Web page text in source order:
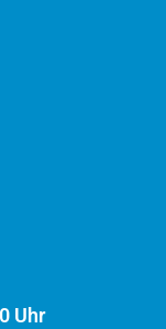
Uhr